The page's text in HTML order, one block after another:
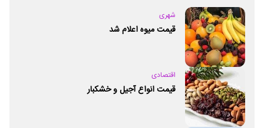
شهری
قیمت میوه اعلام شد
اقتصادی
قیمت انواع آجیل و خشکبار